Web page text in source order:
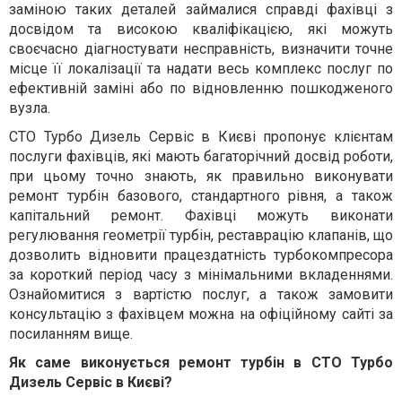
заміною таких деталей займалися справді фахівці з
досвідом та високою кваліфікацією, які можуть
своєчасно діагностувати несправність, визначити точне
місце її локалізації та надати весь комплекс послуг по
ефективній заміні або по відновленню пошкодженого
вузла.
СТО Турбо Дизель Сервіс в Києві пропонує клієнтам
послуги фахівців, які мають багаторічний досвід роботи,
при цьому точно знають, як правильно виконувати
ремонт турбін базового, стандартного рівня, а також
капітальний ремонт. Фахівці можуть виконати
регулювання геометрії турбін, реставрацію клапанів, що
дозволить відновити працездатність турбокомпресора
за короткий період часу з мінімальними вкладеннями.
Ознайомитися з вартістю послуг, а також замовити
консультацію з фахівцем можна на офіційному сайті за
посиланням вище.
Як саме виконується ремонт турбін в СТО Турбо
Дизель Сервіс в Києві?